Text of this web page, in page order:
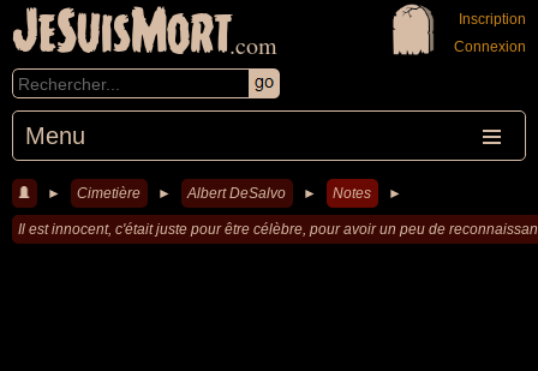
JeSuisMort.com
Menu
Inscription
Connexion
► Cimetière ► Albert DeSalvo ► Notes ►
Il est innocent, c'était juste pour être célèbre, pour avoir un peu de